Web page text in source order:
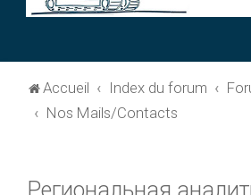
Accueil Index du forum
Nos Mails/Contacts